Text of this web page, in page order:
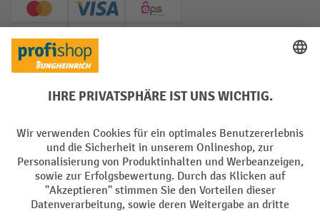
Creditcard (Master)Creditcard (Visa)
EPS
PayPal
Soziale Netzwerke
Impressum Datenschutz